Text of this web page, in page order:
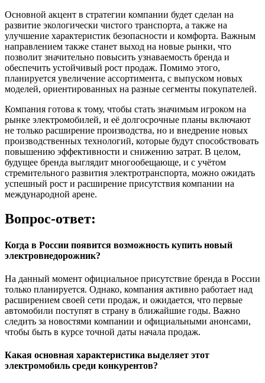
Основной акцент в стратегии компании будет сделан на
развитие экологически чистого транспорта, а также на
улучшение характеристик безопасности и комфорта. Важным
направлением также станет выход на новые рынки, что
позволит значительно повысить узнаваемость бренда и
обеспечить устойчивый рост продаж. Помимо этого,
планируется увеличение ассортимента, с выпуском новых
моделей, ориентированных на разные сегменты покупателей.
Компания готова к тому, чтобы стать значимым игроком на
рынке электромобилей, и её долгосрочные планы включают
не только расширение производства, но и внедрение новых
производственных технологий, которые будут способствовать
повышению эффективности и снижению затрат. В целом,
будущее бренда выглядит многообещающе, и с учётом
стремительного развития электротранспорта, можно ожидать
успешный рост и расширение присутствия компании на
международной арене.
Вопрос-ответ:
Когда в России появится возможность купить новый
электровнедорожник?
На данный момент официальное присутствие бренда в России
только планируется. Однако, компания активно работает над
расширением своей сети продаж, и ожидается, что первые
автомобили поступят в страну в ближайшие годы. Важно
следить за новостями компании и официальными анонсами,
чтобы быть в курсе точной даты начала продаж.
Какая основная характеристика выделяет этот
электромобиль среди конкурентов?